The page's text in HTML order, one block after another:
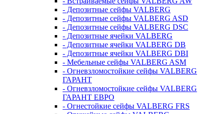
- Депозитные сейфы VALBERG
- Депозитные сейфы VALBERG ASD
- Депозитные сейфы VALBERG DSC
- Депозитные ячейки VALBERG
- Депозитные ячейки VALBERG DB
- Депозитные ячейки VALBERG DBI
- Мебельные сейфы VALBERG ASM
- Огневзломостойкие сейфы VALBERG
ГАРАНТ
- Огневзломостойкие сейфы VALBERG
ГАРАНТ ЕВРО
- Огнестойкие сейфы VALBERG FRS